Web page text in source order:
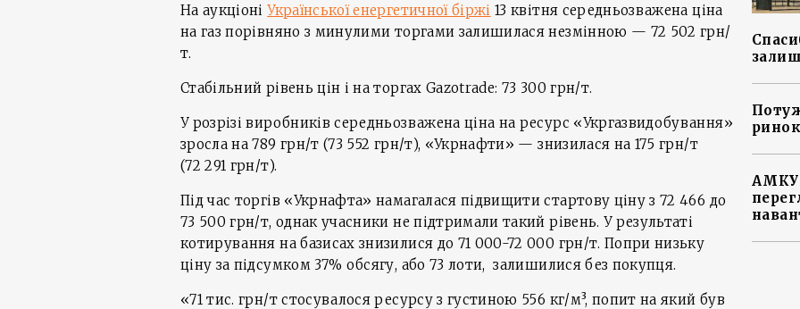
На аукціоніУкраїнської енергетичної біржі 13 квітня середньозважена ціна
на газ порівняно з минулими торгами залишилася незмінною — 72 502 грн/
т.
Стабільний рівень цін і на торгах Gazotrade: 73 300 грн/т.
У розрізі виробників середньозважена ціна на ресурс «Укргазвидобування»
зросла на 789 грн/т (73 552 грн/т), «Укрнафти» — знизилася на 175 грн/т
(72 291 грн/т).
Під час торгів «Укрнафта» намагалася підвищити стартову ціну з 72 466 до
73 500 грн/т, однак учасники не підтримали такий рівень. У результаті
котирування на базисах знизилися до 71 000-72 000 грн/т. Попри низьку
ціну за підсумком 37% обсягу, або 73 лоти, залишилися без покупця.
«71 тис. грн/т стосувалося ресурсу з густиною 556 кг/м³, попит на який був
АМКУ